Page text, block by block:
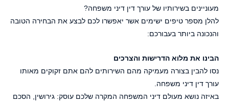
מעוניינים בשירותיו של עורך דין דיני משפחה?
להלן מספר טיפים ישימים אשר יאפשרו לכם לבצע את הבחירה הטובה
והנכונה ביותר בעבורכם:
הבינו את מלוא הדרישות והצרכים
נסו להבין בצורה מעמיקה מהם השירותים להם אתם זקוקים מאותו
עורך דין דיני משפחה.
באיזה נושא מעולם דיני המשפחה המקרה שלכם עוסק: גירושין, הסכם